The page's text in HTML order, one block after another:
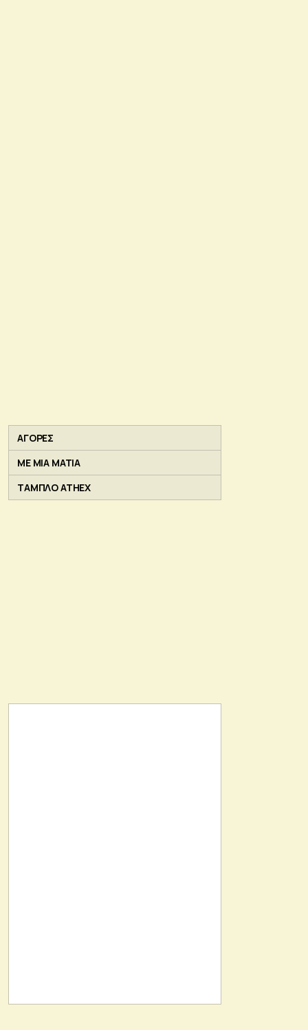
ΑΓΟΡΕΣ
ΜΕ ΜΙΑ ΜΑΤΙΑ
ΤΑΜΠΛΟ ATHEX